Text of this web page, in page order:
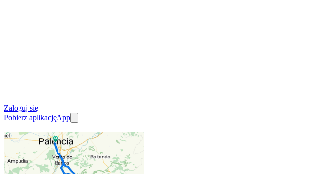
Zaloguj się
Pobierz aplikacjęApp